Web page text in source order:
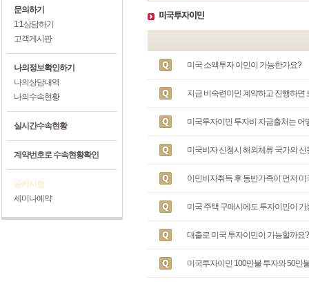
문의하기
1:1상담하기
고객게시판
나의정보확인하기
나의상담내역
나의수속현황
실시간수속현황
계약번호로 수속현황확인
공지사항
세미나예약
미국 소액투자 이민이 가능한가요?
지금 비숙련이민 계약하고 진행하면
미국투자이민 투자비 자금출처는 어
미국비자 신청시 해외체류 국가의
이민비자취득 후 동반가족이 먼저
미국 주택 구매시에도 투자이민이 가
대출로 미국 투자이민이 가능할까요
미국투자이민 100만불 투자와 50만